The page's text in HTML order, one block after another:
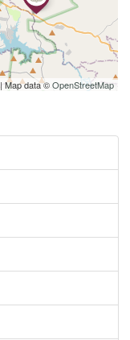
| Map data ©OpenStreetMap